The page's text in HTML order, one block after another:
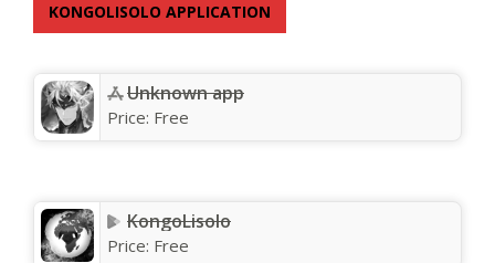
KONGOLISOLO APPLICATION
Unknown app
Price: Free
KongoLisolo
Price: Free